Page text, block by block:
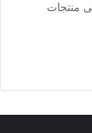
منتجات